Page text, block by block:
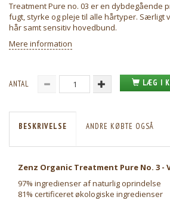
Treatment Pure no. 03 er en dybdegående
fugt, styrke og pleje til alle hårtyper. Særligt
hår samt sensitiv hovedbund.
Mere information
ANTAL LÆG I
BESKRIVELSE ANDRE KØBTE OGSÅ
Zenz Organic Treatment Pure No. 3 -
97% ingredienser af naturlig oprindelse
81% certificeret økologiske ingredienser